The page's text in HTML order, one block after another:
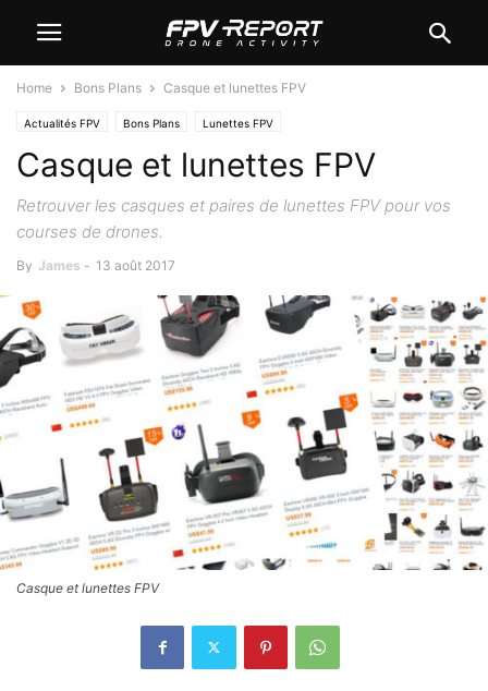
Home Bons Plans Casque et lunettes FPV
Actualités FPV Bons Plans Lunettes FPV
Casque et lunettes FPV
Retrouver les casques et paires de lunettes FPV pour vos
courses de drones.
By James - 13 août 2017
Casque et lunettes FPV